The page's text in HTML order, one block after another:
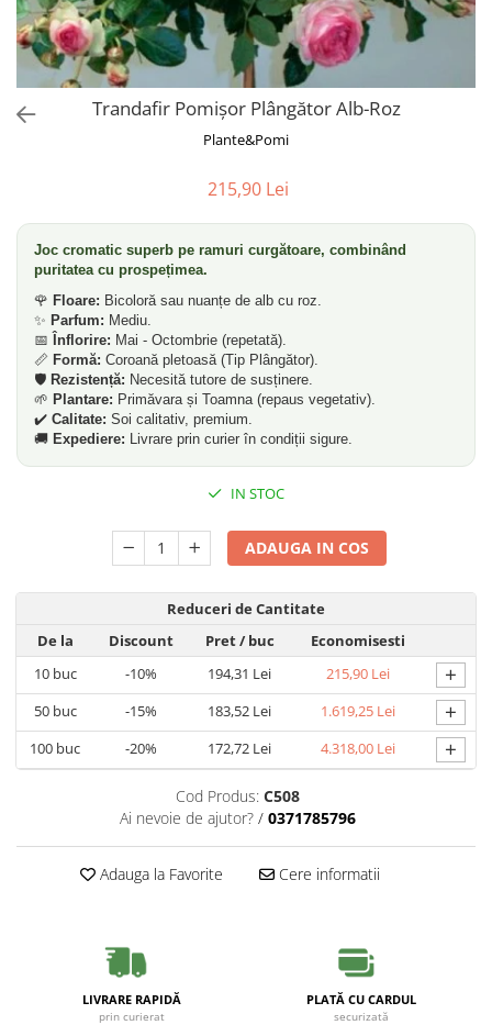
Corn
Smochin
Kaki
Trandafir Pomișor Plângător Alb-Roz
Plante&Pomi
215,90 Lei
Joc cromatic superb pe ramuri curgătoare, combinând
puritatea cu prospețimea.
🌹 Floare: Bicoloră sau nuanțe de alb cu roz.
✨ Parfum: Mediu.
📅
Înflorire: Mai - Octombrie (repetată).
📏 Formă: Coroană pletoasă (Tip Plângător).
🛡️ Rezistență: Necesită tutore de susținere.
🌱 Plantare: Primăvara și Toamna (repaus vegetativ).
✔️ Calitate: Soi calitativ, premium.
🚚 Expediere: Livrare prin curier în condiții sigure.
IN STOC
ADAUGA IN COS
Reduceri de Cantitate
De la
Discount Pret/ buc
Economisesti
10buc -10% 194,31 Lei 215,90 Lei +
50buc -15% 183,52 Lei 1.619,25 Lei +
100 buc -20% 172,72 Lei 4.318,00 Lei +
Cod Produs: C508
Ai nevoie de ajutor? / 0371785796
Adauga la Favorite Cere informatii
LIVRARE RAPIDĂ
prin curierat
PLATĂ CU CARDUL
securizată